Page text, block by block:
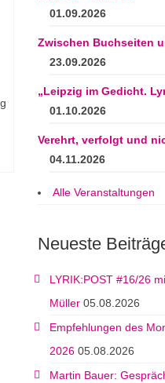
01.09.2026
Zwischen Buchseiten
23.09.2026
„Leipzig im Gedicht.
01.10.2026
Verehrt, verfolgt und
04.11.2026
Alle Veranstaltungen
Neueste
LYRIK:POST #16/26
Müller 05.08.2026
Empfehlungen des
2026 05.08.2026
Martin Bauer: